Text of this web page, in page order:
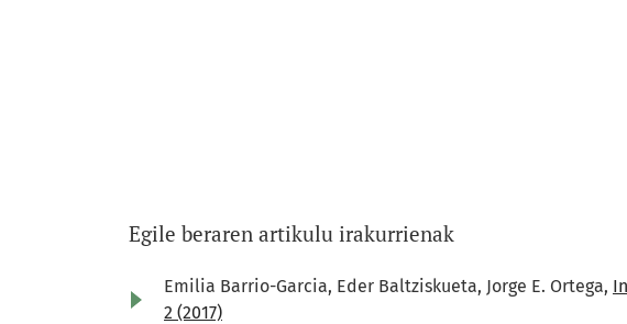
Egile beraren artikulu irakurrienak
Emilia Barrio-Garcia, Eder Baltziskueta, Jorge E. Ortega,
2 (2017)